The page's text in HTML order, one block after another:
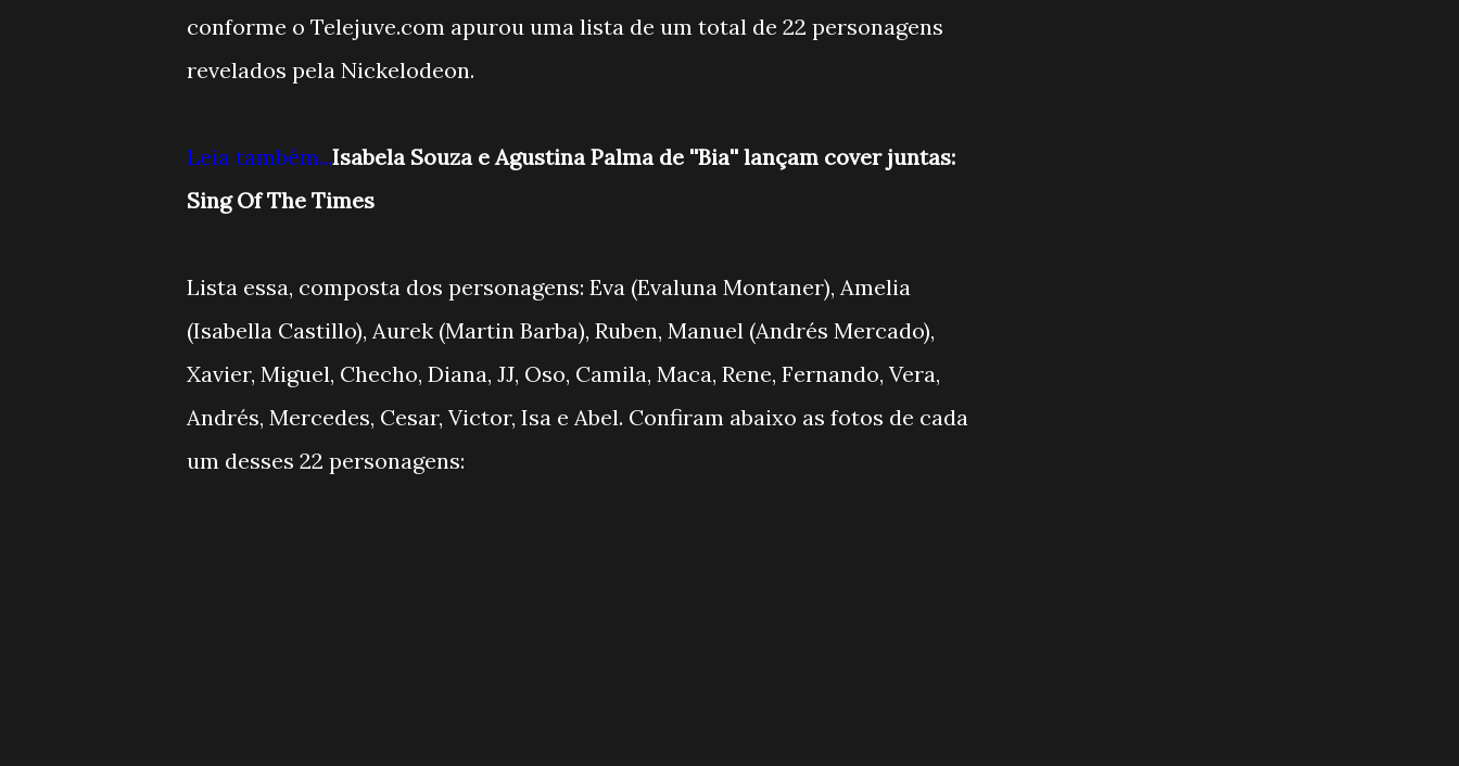
conforme o Telejuve.com apurou uma lista de um total de 22 personagens
revelados pela Nickelodeon.
Leia também...Isabela Souza e Agustina Palma de ''Bia'' lançam cover juntas:
Sing Of The Times
Lista essa, composta dos personagens: Eva (Evaluna Montaner), Amelia
(Isabella Castillo), Aurek (Martin Barba), Ruben, Manuel (Andrés Mercado),
Xavier, Miguel, Checho, Diana, JJ, Oso, Camila, Maca, Rene, Fernando, Vera,
Andrés, Mercedes, Cesar, Victor, Isa e Abel. Confiram abaixo as fotos de cada
um desses 22 personagens: